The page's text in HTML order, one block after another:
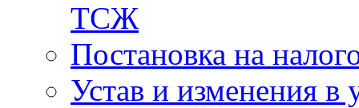
ТСЖ
Постановка на
Устав и изменения в